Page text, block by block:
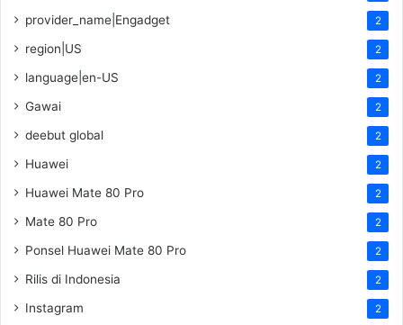
provider_name|Engadget 2
region|US 2
language|en-US 2
Gawai 2
deebut global 2
Huawei 2
Huawei Mate 80 Pro 2
Mate 80 Pro 2
Ponsel Huawei Mate 80 Pro 2
Rilis di Indonesia 2
Instagram 2